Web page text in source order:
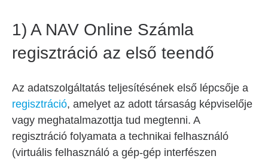
1) A NAV Online Számla
regisztráció az első teendő
Az adatszolgáltatás teljesítésének első lépcsője a
regisztráció, amelyet az adott társaság képviselője
vagy meghatalmazottja tud megtenni. A
regisztráció folyamata a technikai felhasználó
(virtuális felhasználó a gép-gép interfészen